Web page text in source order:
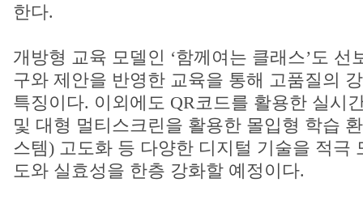
한다.
개방형 교육 모델인 ‘함께여는 클래스’도 선
구와 제안을 반영한 교육을 통해 고품질의
특징이다. 이외에도 QR코드를 활용한 실시
및 대형 멀티스크린을 활용한 몰입형 학습
스템) 고도화 등 다양한 디지털 기술을 적극
도와 실효성을 한층 강화할 예정이다.